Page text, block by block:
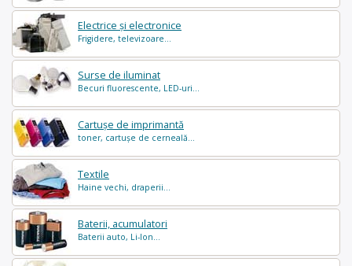
Electrice și electronice
Frigidere, televizoare...
Surse de iluminat
Becuri fluorescente, LED-uri...
Cartușe de imprimantă
toner, cartușe de cerneală...
Textile
Haine vechi, draperii...
Baterii, acumulatori
Baterii auto, Li-Ion...